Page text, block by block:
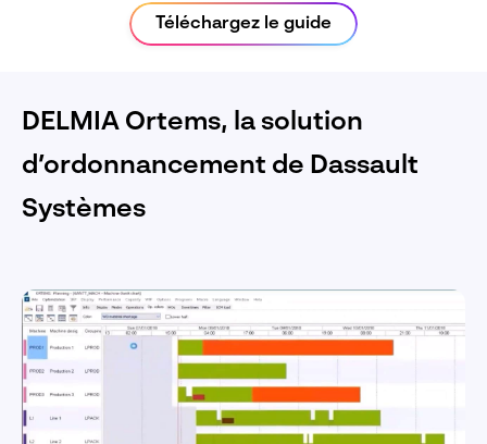
Téléchargez le guide
DELMIA Ortems, la solution
d’ordonnancement de Dassault
Systèmes